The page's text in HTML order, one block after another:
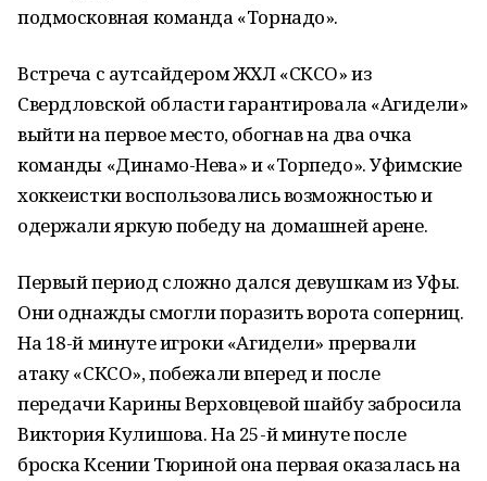
подмосковная команда «Торнадо».
Встреча с аутсайдером ЖХЛ «СКСО» из
Свердловской области гарантировала «Агидели»
выйти на первое место, обогнав на два очка
команды «Динамо-Нева» и «Торпедо». Уфимские
хоккеистки воспользовались возможностью и
одержали яркую победу на домашней арене.
Первый период сложно дался девушкам из Уфы.
Они однажды смогли поразить ворота соперниц.
На 18-й минуте игроки «Агидели» прервали
атаку «СКСО», побежали вперед и после
передачи Карины Верховцевой шайбу забросила
Виктория Кулишова. На 25-й минуте после
броска Ксении Тюриной она первая оказалась на